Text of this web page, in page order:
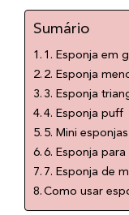
Sumário
1. Esponja em
2. Esponja
3. Esponja
4. Esponja puff
5. Mini
6. Esponja
7. Esponja de
Como usar